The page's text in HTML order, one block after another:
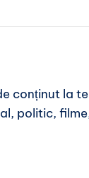
conținut la
politic,